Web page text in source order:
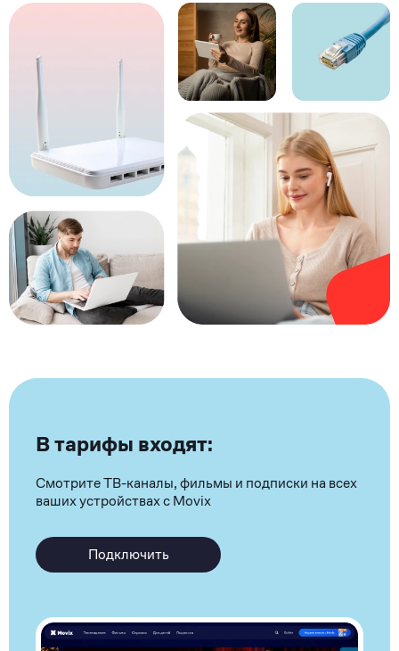
В тарифы входят:
Смотрите ТВ-каналы, фильмы и подписки на всех
ваших устройствах с Movix
Подключить